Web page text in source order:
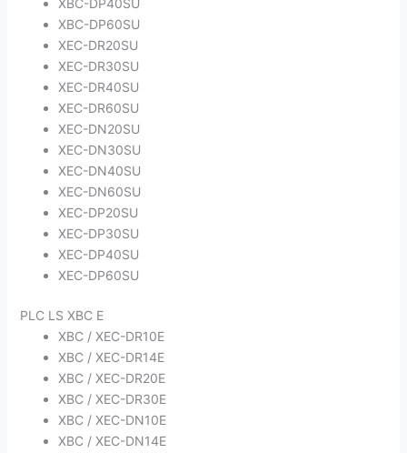
XBC-DP40SU
XBC-DP60SU
XEC-DR20SU
XEC-DR30SU
XEC-DR40SU
XEC-DR60SU
XEC-DN20SU
XEC-DN30SU
XEC-DN40SU
XEC-DN60SU
XEC-DP20SU
XEC-DP30SU
XEC-DP40SU
XEC-DP60SU
PLC LS XBC E
XBC / XEC-DR10E
XBC / XEC-DR14E
XBC / XEC-DR20E
XBC / XEC-DR30E
XBC / XEC-DN10E
XBC / XEC-DN14E